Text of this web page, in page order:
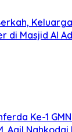
Keluarga
di Masjid Al
Ke-1